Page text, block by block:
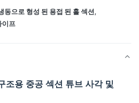
동으로 형성 된 용접 된 홀 섹션,
이프
조용 중공 섹션 튜브 사각 및